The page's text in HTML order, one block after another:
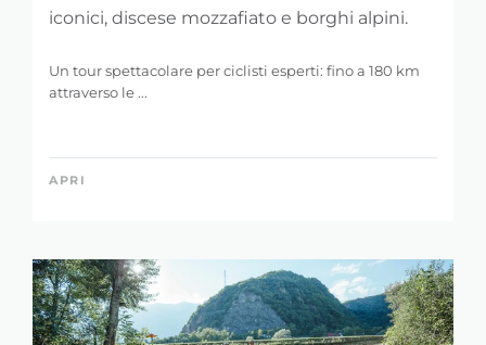
iconici, discese mozzafiato e borghi alpini.
Un tour spettacolare per ciclisti esperti: fino a 180 km
attraverso le ...
APRI